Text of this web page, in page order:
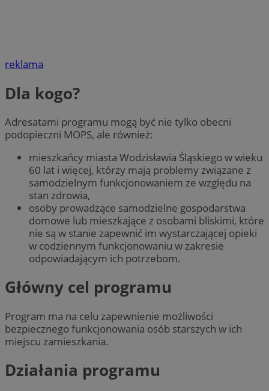
reklama
Dla kogo?
Adresatami programu mogą być nie tylko obecni
podopieczni MOPS, ale również:
mieszkańcy miasta Wodzisławia Śląskiego w wieku
60 lat i więcej, którzy mają problemy związane z
samodzielnym funkcjonowaniem ze względu na
stan zdrowia,
osoby prowadzące samodzielne gospodarstwa
domowe lub mieszkające z osobami bliskimi, które
nie są w stanie zapewnić im wystarczającej opieki
w codziennym funkcjonowaniu w zakresie
odpowiadającym ich potrzebom.
Główny cel programu
Program ma na celu zapewnienie możliwości
bezpiecznego funkcjonowania osób starszych w ich
miejscu zamieszkania.
Działania programu